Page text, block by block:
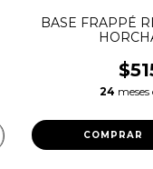
BASE FRAPPÉ
24